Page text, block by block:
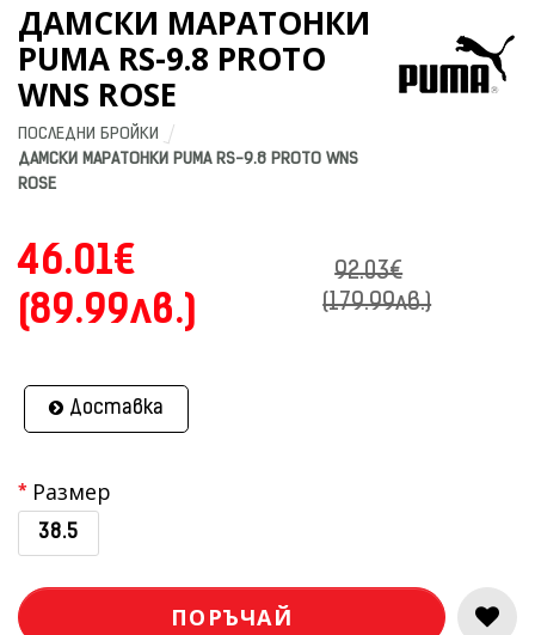
ДАМСКИ МАРАТОНКИ
PUMA RS-9.8 PROTO
WNS ROSE
ПОСЛЕДНИ БРОЙКИ
ДАМСКИ МАРАТОНКИ PUMA RS-9.8 PROTO WNS
ROSE
46.01€
(89.99лв.)
92.03€
(179.99лв.)
Доставка
Размер
38.5
ПОРЪЧАЙ